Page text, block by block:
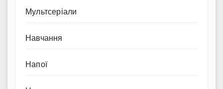
Мультсеріали
Навчання
Напої